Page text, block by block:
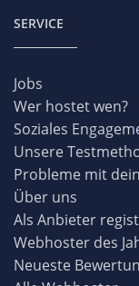
SERVICE
Jobs
Wer hostet wen?
Soziales
Unsere
Probleme mit
Über uns
Als Anbieter
Webhoster des
Neueste